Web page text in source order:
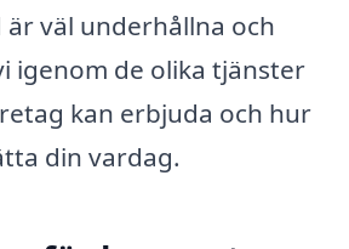
väl underhållna och
igenom de olika tjänster
kan erbjuda och hur
din vardag.